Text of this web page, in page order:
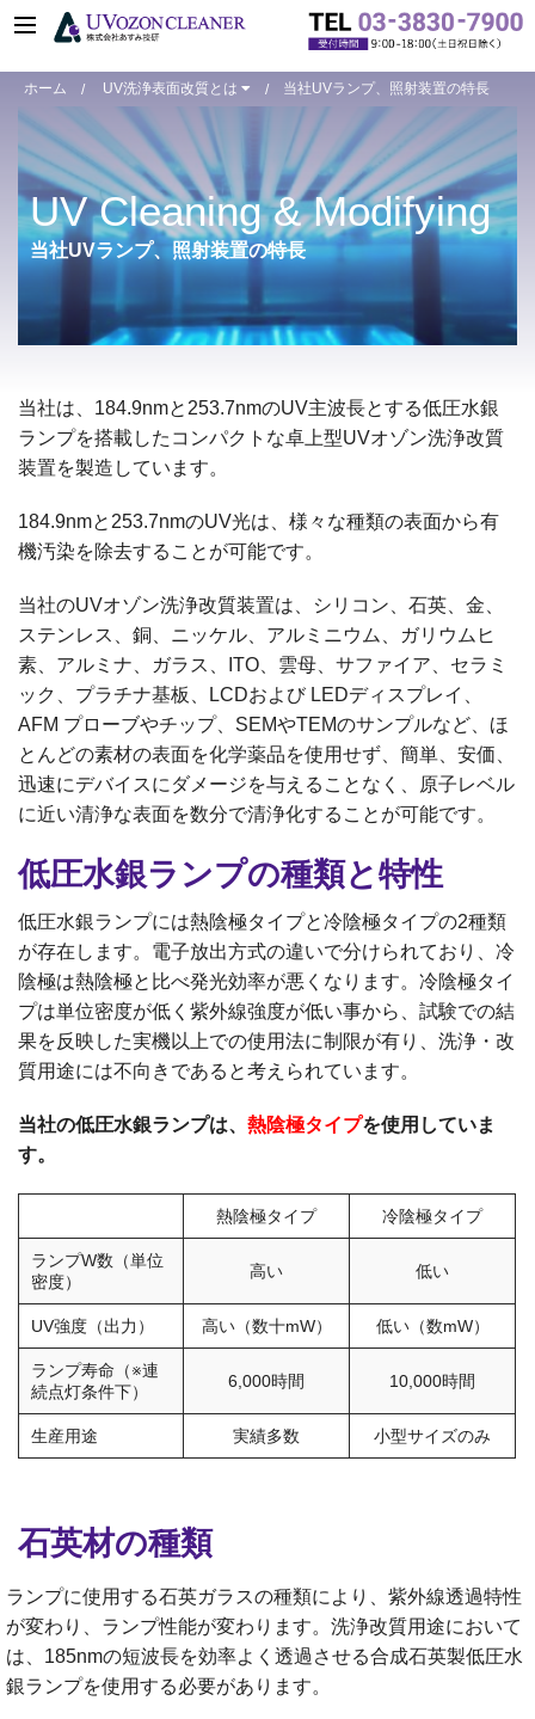
ホーム UV洗浄表面改質とは 当社UVランプ、照射装置の特長
UV Cleaning & Modifying
当社UVランプ、照射装置の特長
当社は、184.9nmと253.7nmのUV主波長とする低圧水銀
ランプを搭載したコンパクトな卓上型UVオゾン洗浄改質
装置を製造しています。
184.9nmと253.7nmのUV光は、様々な種類の表面から有
機汚染を除去することが可能です。
当社のUVオゾン洗浄改質装置は、シリコン、石英、金、
ステンレス、銅、ニッケル、アルミニウム、ガリウムヒ
素、アルミナ、ガラス、ITO、雲母、サファイア、セラミ
ック、プラチナ基板、LCDおよび LEDディスプレイ、
AFM プローブやチップ、SEMやTEMのサンプルなど、ほ
とんどの素材の表面を化学薬品を使用せず、簡単、安価、
迅速にデバイスにダメージを与えることなく、原子レベル
に近い清浄な表面を数分で清浄化することが可能です。
低圧水銀ランプの種類と特性
低圧水銀ランプには熱陰極タイプと冷陰極タイプの2種類
が存在します。電子放出方式の違いで分けられており、冷
陰極は熱陰極と比べ発光効率が悪くなります。冷陰極タイ
プは単位密度が低く紫外線強度が低い事から、試験での結
果を反映した実機以上での使用法に制限が有り、洗浄・改
質用途には不向きであると考えられています。
当社の低圧水銀ランプは、 熱陰極タイプを使用していま
す。
熱陰極タイプ 冷陰極タイプ
ランプW数（単位
密度）
高い 低い
UV強度（出力） 高い（数十mW） 低い（数mW）
ランプ寿命（※連
続点灯条件下）
6,000時間 10,000時間
生産用途 実績多数 小型サイズのみ
石英材の種類
ランプに使用する石英ガラスの種類により、紫外線透過特性
が変わり、ランプ性能が変わります。洗浄改質用途において
は、185nmの短波長を効率よく透過させる合成石英製低圧水
銀ランプを使用する必要があります。